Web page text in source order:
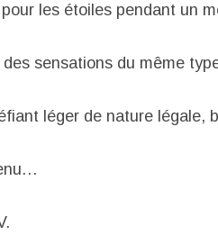
pour les étoiles pendant un
sensations du même
léger de nature légale,